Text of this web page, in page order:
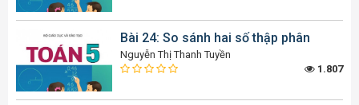
Bài 24: So sánh hai số thập phân
Nguyễn Thị Thanh Tuyền
1.807